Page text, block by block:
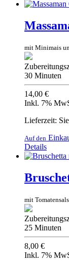
mit Minimais
30 Minuten
14,00 €
Inkl. 7%
Lieferzeit:
Auf den
Details
mit
25 Minuten
8,00 €
Inkl. 7%